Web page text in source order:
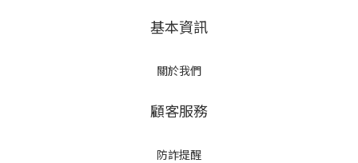
基本資訊
關於我們
顧客服務
防詐提醒